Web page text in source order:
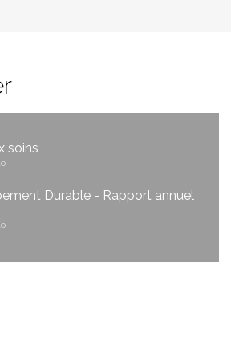
soins
Durable - Rapport annuel